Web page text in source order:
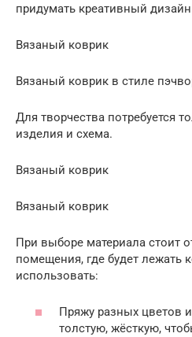
придумать креативный
Вязаный коврик
Вязаный коврик в стиле
Для творчества потребуется
изделия и схема.
Вязаный коврик
Вязаный коврик
При выборе материала стоит
помещения, где будет лежать
использовать:
Пряжу разных цветов
толстую, жёсткую,